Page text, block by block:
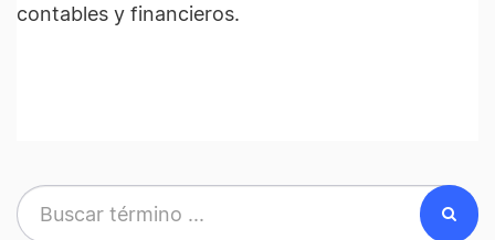
contables y financieros.